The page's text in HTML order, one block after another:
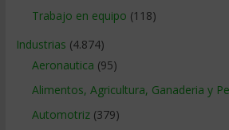
Trabajo en equipo (118)
Industrias (4.874)
Aeronautica (95)
Alimentos, Agricultura, Ganaderia y
Automotriz(379)